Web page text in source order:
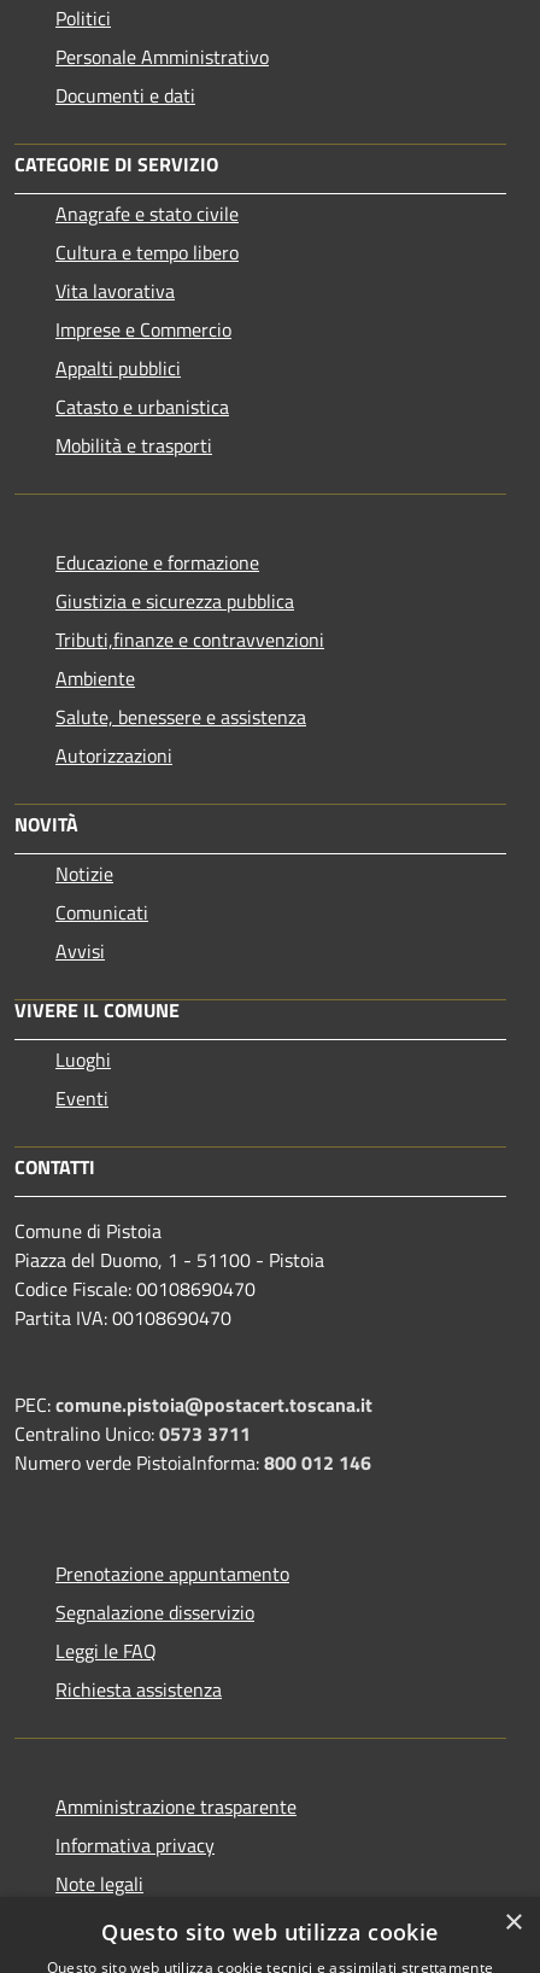
Politici
Personale Amministrativo
Documenti e dati
CATEGORIE DI SERVIZIO
Anagrafe e stato civile
Cultura e tempo libero
Vita lavorativa
Imprese e Commercio
Appalti pubblici
Catasto e urbanistica
Mobilità e trasporti
Educazione e formazione
Giustizia e sicurezza pubblica
Tributi,finanze e contravvenzioni
Ambiente
Salute, benessere e assistenza
Autorizzazioni
NOVITÀ
Notizie
Comunicati
Avvisi
VIVERE IL COMUNE
Luoghi
Eventi
CONTATTI
Comune di Pistoia
Piazza del Duomo, 1 - 51100 - Pistoia
Codice Fiscale: 00108690470
Partita IVA: 00108690470
PEC:comune.pistoia@postacert.toscana.it
Centralino Unico:0573 3711
Numero verde PistoiaInforma:800 012 146
Prenotazione appuntamento
Segnalazione disservizio
Leggi le FAQ
Richiesta assistenza
Amministrazione trasparente
Informativa privacy
Note legali
Dichiarazione di accessibilità
×
Questo sito web utilizza cookie
Questo sito web utilizza cookie tecnici e assimilati strettamente